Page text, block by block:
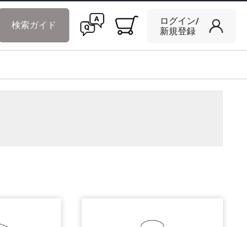
検索ガイド
ログイン/
新規登録